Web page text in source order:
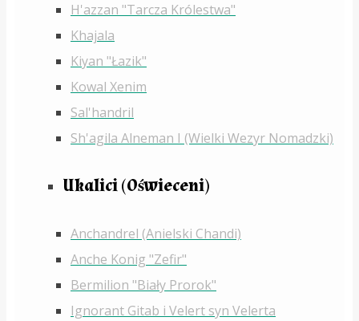
H'azzan "Tarcza Królestwa"
Khajala
Kiyan "Łazik"
Kowal Xenim
Sal'handril
Sh'agila Alneman I (Wielki Wezyr Nomadzki)
Ukalici (Oświeceni)
Anchandrel (Anielski Chandi)
Anche Konig "Zefir"
Bermilion "Biały Prorok"
Ignorant Gitab i Velert syn Velerta